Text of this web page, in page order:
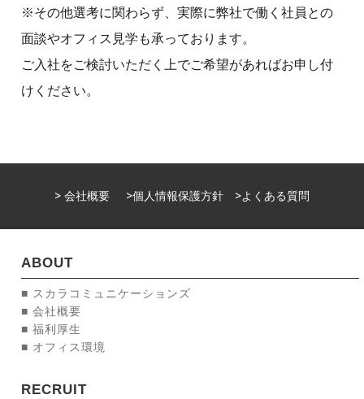
※その他選考に関わらず、実際に弊社で働く社員との
面談やオフィス見学も承っております。
ご入社をご検討いただく上でご希望があればお申し付
けください。
> 会社概要 >個人情報保護方針 >よくある質問
ABOUT
■ スカラコミュニケーションズ
■ 会社概要
■ 福利厚生
■ オフィス環境
RECRUIT